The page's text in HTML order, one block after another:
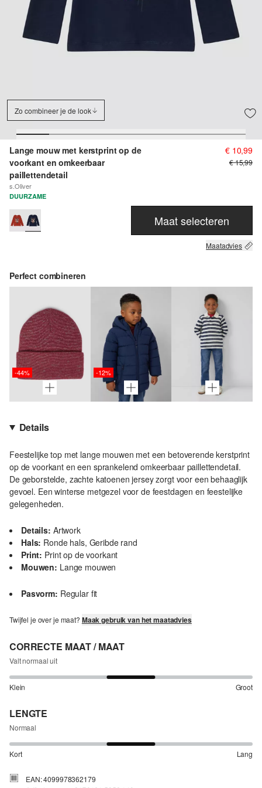
Zo combineer je de look
Lange mouw met kerstprint op de
voorkant en omkeerbaar
paillettendetail
s.Oliver
€ 10,99
€ 15,99
DUURZAME
Maat selecteren
Maatadvies
Perfect combineren
-44% -12%
Details
Feestelijke top met lange mouwen met een betoverende kerstprint
op de voorkant en een sprankelend omkeerbaar paillettendetail.
De geborstelde, zachte katoenen jersey zorgt voor een behaaglijk
gevoel. Een winterse metgezel voor de feestdagen en feestelijke
gelegenheden.
Details: Artwork
Hals: Ronde hals, Geribde rand
Print: Print op de voorkant
Mouwen: Lange mouwen
Pasvorm: Regular fit
Twijfel je over je maat? Maak gebruik van het maatadvies
CORRECTE MAAT / MAAT
Valt normaal uit
Klein Groot
LENGTE
Normaal
Kort Lang
EAN: 4099978362179